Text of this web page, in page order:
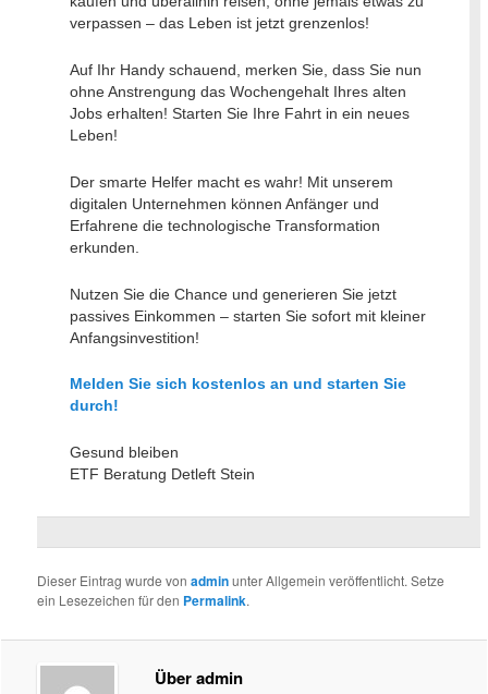
verpassen – das Leben ist jetzt grenzenlos!
Auf Ihr Handy schauend, merken Sie, dass Sie nun
ohne Anstrengung das Wochengehalt Ihres alten
Jobs erhalten! Starten Sie Ihre Fahrt in ein neues
Leben!
Der smarte Helfer macht es wahr! Mit unserem
digitalen Unternehmen können Anfänger und
Erfahrene die technologische Transformation
erkunden.
Nutzen Sie die Chance und generieren Sie jetzt
passives Einkommen – starten Sie sofort mit kleiner
Anfangsinvestition!
Melden Sie sich kostenlos an und starten Sie
durch!
Gesund bleiben
ETF Beratung Detleft Stein
Dieser Eintrag wurde vonadminunter Allgemein veröffentlicht. Setze
ein Lesezeichen für den Permalink.
Über admin